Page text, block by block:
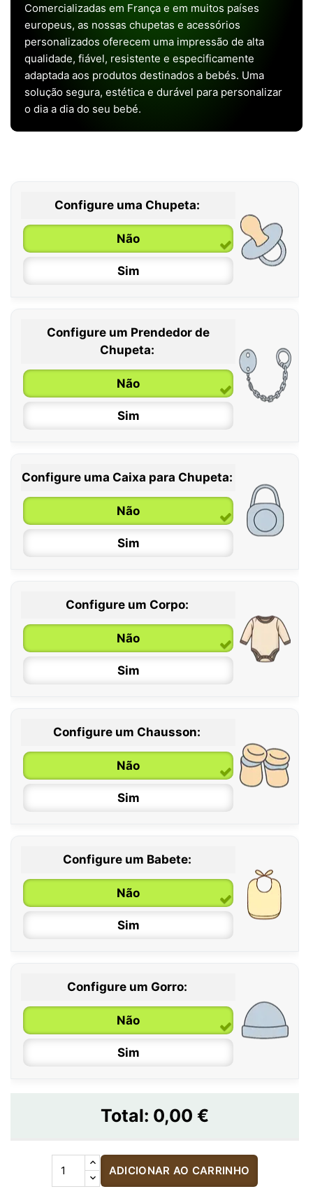
Comercializadas em França e em muitos países
europeus, as nossas chupetas e acessórios
personalizados oferecem uma impressão de alta
qualidade, fiável, resistente e especificamente
adaptada aos produtos destinados a bebés. Uma
solução segura, estética e durável para personalizar
o dia a dia do seu bebé.
Configure uma Chupeta:
Não
Sim
0 / 6 meses
6 / 36 meses
Configure um Prendedor de
Chupeta:
Não
Sim
Configure uma Caixa para Chupeta:
Não
Sim
Configure um Corpo:
Não
Sim
0 / 6 meses
6 / 12 meses
12 / 18 meses
Configure um Chausson:
Não
Sim
Configure um Babete:
Não
Sim
Configure um Gorro:
Não
Sim
Total: 0,00 €
ADICIONAR AO CARRINHO